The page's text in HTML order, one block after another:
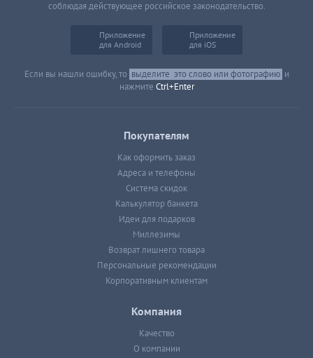
соблюдая действующее российское законодательство.
Приложение
для Android
Приложение
для iOS
Если вы нашли ошибку, то выделите это слово или фотографию и
нажмите Ctrl+Enter
Покупателям
Как оформить заказ
Адреса и телефоны
Система скидок
Калькулятор банкета
Идеи для подарков
Миллезимы
Возврат лишнего товара
Персональные рекомендации
Корпоративным клиентам
Компания
Качество
О компании